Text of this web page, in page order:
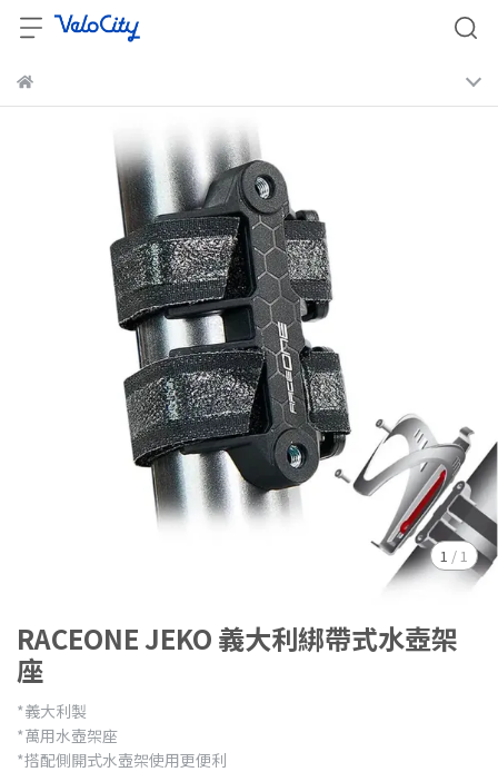
1 / 1
RACEONE JEKO 義大利綁帶式水壺架
座
*義大利製
*萬用水壺架座
*搭配側開式水壺架使用更便利